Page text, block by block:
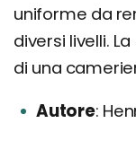
uniforme da
diversi livelli.
di una
Autore